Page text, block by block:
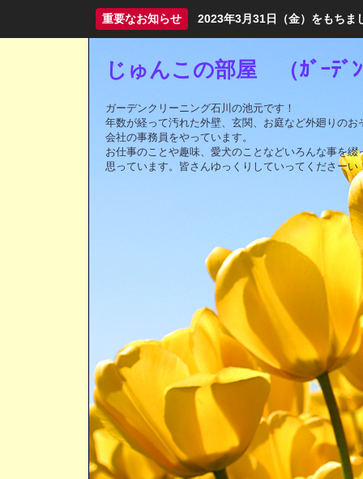
重要なお知らせ 2023年3月31日（金）をもちま
じゅんこの部屋 （ｶﾞｰﾃﾞﾝ
ガーデンクリーニング石川の池元です！
年数が経って汚れた外壁、玄関、お庭など外廻りのお
会社の事務員をやっています。
お仕事のことや趣味、愛犬のことなどいろんな事を綴
思っています。皆さんゆっくりしていってくださーい